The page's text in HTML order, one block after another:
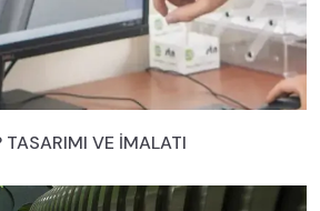
TASARIMI VE İMALATI